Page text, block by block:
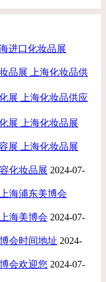
进口化妆品展
品展 上海化妆品供
展 上海化妆品供应
展 上海化妆品展
展 上海化妆品展
化妆品展 2024-07-
海浦东美博会
海美博会 2024-07-
会时间地址 2024-
会欢迎您 2024-07-